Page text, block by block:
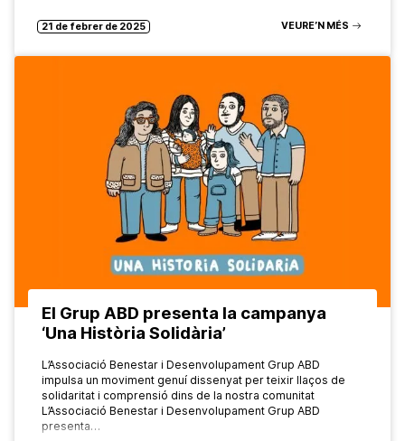
21 de febrer de 2025 VEURE’N MÉS
El Grup ABD presenta la campanya
‘Una Història Solidària’
L’Associació Benestar i Desenvolupament Grup ABD
impulsa un moviment genuí dissenyat per teixir llaços de
solidaritat i comprensió dins de la nostra comunitat
L’Associació Benestar i Desenvolupament Grup ABD
presenta…